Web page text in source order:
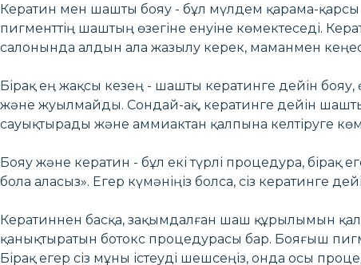
Кератин мен шашты бояу - бұл мүлдем қарама-
пигменттің шаштың өзегіне енуіне көмектеседі.
салонында алдын ала жазылу керек, маманмен
Бірақ ең жақсы кезең - шашты кератинге дейін
және жуылмайды. Сондай-ақ, кератинге дейін
сауықтырады және аммиактан қалпына келтіруге
Бояу және кератин - бұл екі түрлі процедура, бірақ
бола аласыз». Егер күмәніңіз болса, сіз кератинге
Кератиннен басқа, зақымдалған шаш құрылымын
қанықтыратын ботокс процедурасы бар. Бояғыш
Бірақ егер сіз мұны істеуді шешсеңіз, онда осы